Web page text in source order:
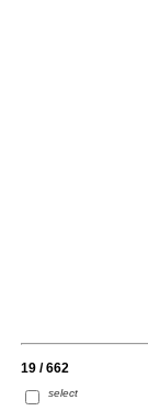
19 / 662
select